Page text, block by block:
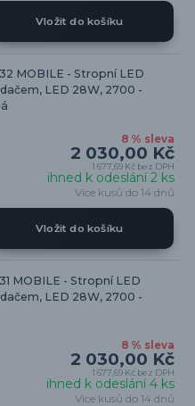
Vložit do košíku
MOBILE - Stropní LED
LED 28W, 2700 -
8 % sleva
2 030,00 Kč
1 677,69 Kč bez DPH
ihned k odeslání 2 ks
Více kusů do 14 dnů
Vložit do košíku
MOBILE - Stropní LED
LED 28W, 2700 -
8 % sleva
2 030,00 Kč
1 677,69 Kč bez DPH
ihned k odeslání 4 ks
Více kusů do 14 dnů